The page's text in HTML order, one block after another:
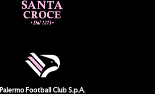
Palermo Football Club S.p.A.